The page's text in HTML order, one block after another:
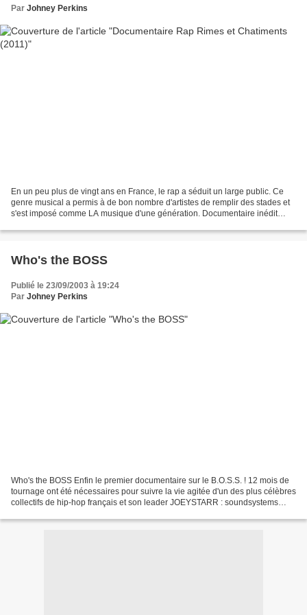
Par Johney Perkins
En un peu plus de vingt ans en France, le rap a séduit un large public. Ce
genre musical a permis à de bon nombre d'artistes de remplir des stades et
s'est imposé comme LA musique d'une génération. Documentaire inédit
Who's the BOSS
Publié le 23/09/2003 à 19:24
Par Johney Perkins
Who's the BOSS Enfin le premier documentaire sur le B.O.S.S. ! 12 mois de
tournage ont été nécessaires pour suivre la vie agitée d'un des plus célèbres
collectifs de hip-hop français et son leader JOEYSTARR : soundsystems